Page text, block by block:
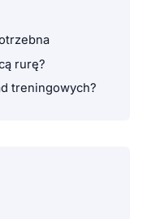
rurę?
treningowych?